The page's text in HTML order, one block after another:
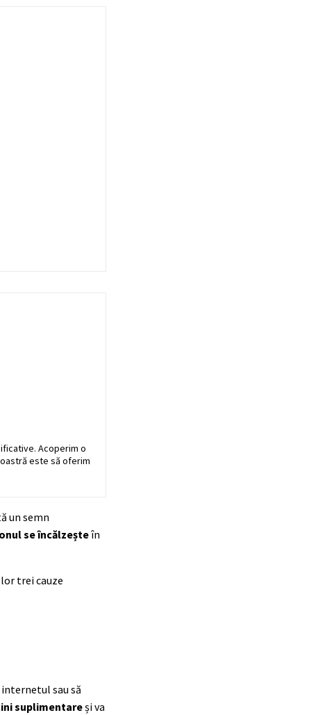
Acoperim o
este să oferim
un semn
se încălzeșteîn
trei cauze
sau să
suplimentareși va